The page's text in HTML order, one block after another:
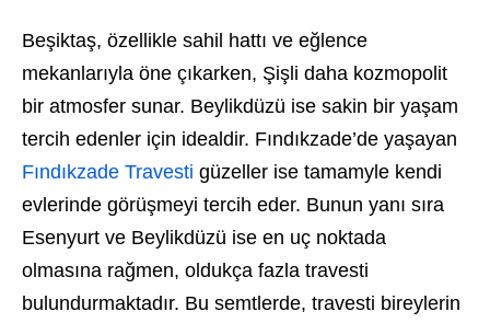
Beşiktaş, özellikle sahil hattı ve eğlence
mekanlarıyla öne çıkarken, Şişli daha kozmopolit
bir atmosfer sunar. Beylikdüzü ise sakin bir yaşam
tercih edenler için idealdir. Fındıkzade’de yaşayan
Fındıkzade Travesti güzeller ise tamamyle kendi
evlerinde görüşmeyi tercih eder. Bunun yanı sıra
Esenyurt ve Beylikdüzü ise en uç noktada
olmasına rağmen, oldukça fazla travesti
bulundurmaktadır. Bu semtlerde, travesti bireylerin